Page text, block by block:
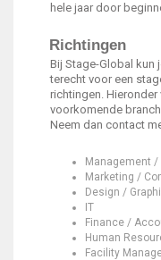
hele jaar door
Richtingen
Bij Stage-Global kun
terecht voor een
richtingen.
voorkomende
Neem dan contact
Management
Marketing /
Design /
IT
Finance /
Human
Facility